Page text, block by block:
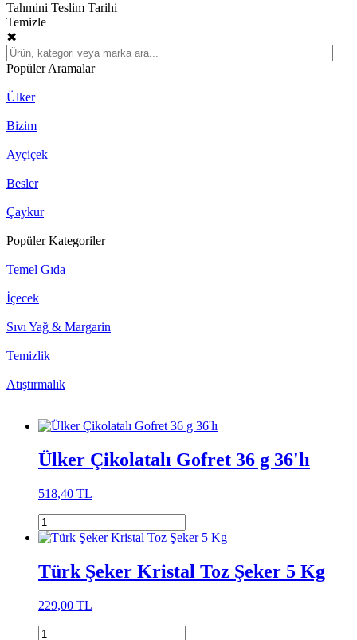
Tahmini Teslim Tarihi
Temizle
✖
Popüler Aramalar
Ülker
Bizim
Ayçiçek
Besler
Çaykur
Popüler Kategoriler
Temel Gıda
İçecek
Sıvı Yağ & Margarin
Temizlik
Atıştırmalık
Ülker Çikolatalı Gofret 36 g 36'lı
518,40 TL
Türk Şeker Kristal Toz Şeker 5 Kg
229,00 TL